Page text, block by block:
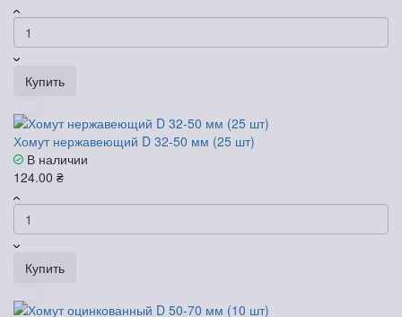
Купить
Хомут нержавеющий D 32-50 мм (25 шт)
В наличии
124.00 ₴
Купить